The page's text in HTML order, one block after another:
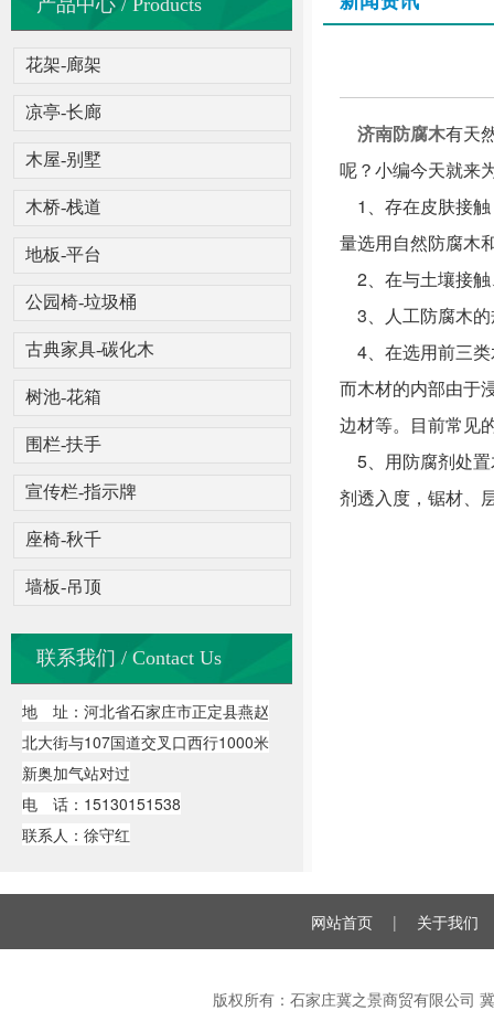
产品中心 / Products
花架-廊架
凉亭-长廊
木屋-别墅
木桥-栈道
地板-平台
公园椅-垃圾桶
古典家具-碳化木
树池-花箱
围栏-扶手
宣传栏-指示牌
座椅-秋千
墙板-吊顶
联系我们 / Contact Us
地 址：河北省石家庄市正定县燕赵
北大街与107国道交叉口西行1000米
新奥加气站对过
电 话：15130151538
联系人：徐守红
济南防腐木有天
呢？小编今天就来
1、存在皮肤接触
量选用自然防腐木
2、在与土壤接触
3、人工防腐木
4、在选用前三类
而木材的内部由于
边材等。目前常见
5、用防腐剂处置
剂透入度，锯材、
网站首页 | 关于我们
版权所有：石家庄冀之景商贸有限公司